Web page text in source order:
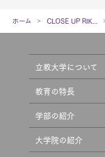
ホーム CLOSE UP RIK...
立教大学について
教育の特長
学部の紹介
大学院の紹介